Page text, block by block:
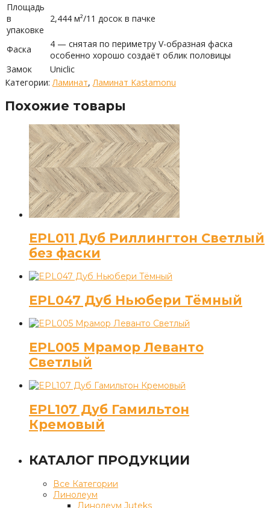
Площадь
в
упаковке
2,444 м²/11 досок в пачке
Фаска
4 — снятая по периметру V-образная фаска
особенно хорошо создаёт облик половицы
Замок
Uniclic
Категории: Ламинат, Ламинат Kastamonu
Похожие товары
EPL011 Дуб Риллингтон Светлый
без фаски
EPL047 Дуб Ньюбери Тёмный
EPL005 Мрамор Леванто
Светлый
EPL107 Дуб Гамильтон
Кремовый
КАТАЛОГ ПРОДУКЦИИ
Все Категории
Линолеум
Линолеум Juteks